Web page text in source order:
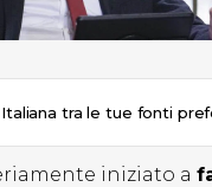
tra le tue fonti
iniziato a